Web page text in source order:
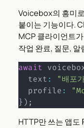
Voicebox의 흥미
붙이는 기능이다.
MCP 클라이언트가
작업 완료, 질문,
await
  text
: "배포
  profile
:
} ) ;
HTTP만 쓰는 앱도